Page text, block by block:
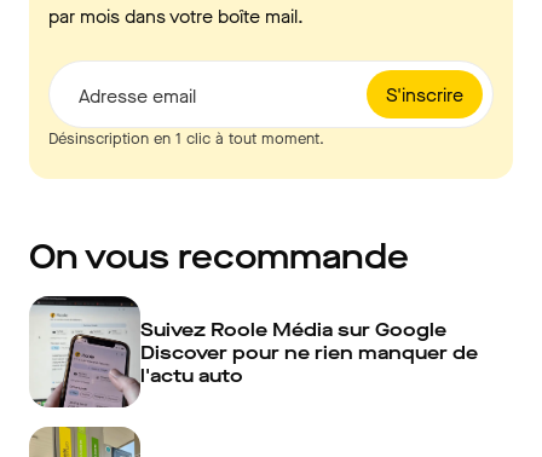
par mois dans votre boîte mail.
S'inscrire
Adresse email
Désinscription en 1 clic à tout moment.
On vous recommande
Suivez Roole Média sur Google
Discover pour ne rien manquer de
l'actu auto